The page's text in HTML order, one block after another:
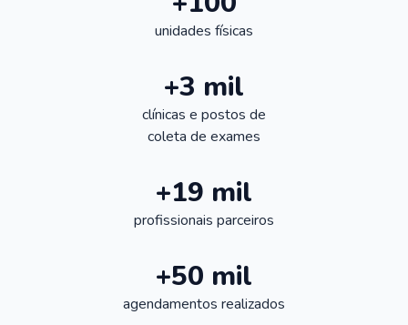
unidades físicas
+3 mil
clínicas e postos de
coleta de exames
+19 mil
profissionais parceiros
+50 mil
agendamentos realizados